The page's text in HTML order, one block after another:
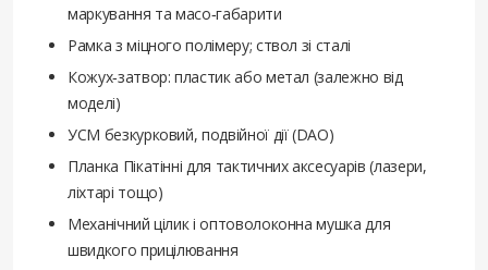
маркування та масо‑габарити
Рамка з міцного полімеру; ствол зі сталі
Кожух‑затвор: пластик або метал (залежно від
моделі)
УСМ безкурковий, подвійної дії (DAO)
Планка Пікатінні для тактичних аксесуарів (лазери,
ліхтарі тощо)
Механічний цілик і оптоволоконна мушка для
швидкого прицілювання